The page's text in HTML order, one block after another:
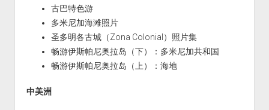
古巴特色游
多米尼加海滩照片
圣多明各古城（Zona Colonial）照片集
畅游伊斯帕尼奥拉岛（下）：多米尼加共和国
畅游伊斯帕尼奥拉岛（上）：海地
中美洲